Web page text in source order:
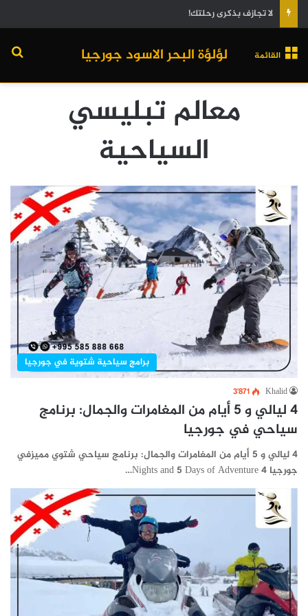
لا تجازف بذكرى رحلتك!
لؤلؤة البحر الاسود جورجيا القائمة
معالم تبليسي
السياحية
برامج سياحية شتوية في جورجيا
Khalid 3٬871
4 ليالي و 5 أيام من المغامرات والجمال: برنامج
سياحي في جورجيا
4 ليالي و 5 أيام من المغامرات والجمال: برنامج سياحي شتوي مميزفي
جورجيا 4 Nights and 5 Days of Adventure…